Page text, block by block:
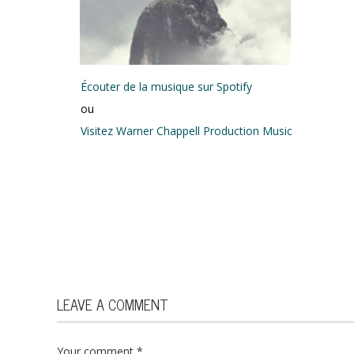
Écouter de la musique sur Spotify
ou
Visitez Warner Chappell Production Music
LEAVE A COMMENT
Your comment *